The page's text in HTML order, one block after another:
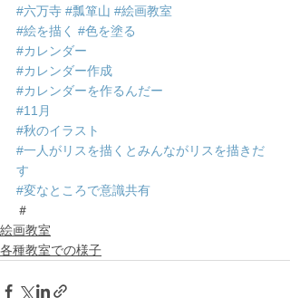
#六万寺 #瓢箪山 #絵画教室
#絵を描く #色を塗る
#カレンダー
#カレンダー作成
#カレンダーを作るんだー
#11月
#秋のイラスト
#一人がリスを描くとみんながリスを描きだ
す
#変なところで意識共有
＃
絵画教室
各種教室での様子